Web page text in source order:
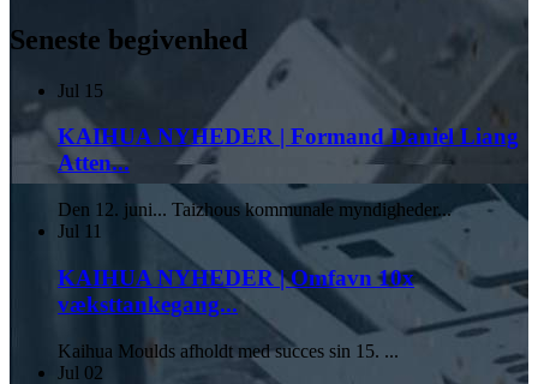
Seneste begivenhed
Jul 15
KAIHUA NYHEDER | Formand Daniel Liang
Atten...
Den 12. juni... Taizhous kommunale myndigheder...
Jul 11
KAIHUA NYHEDER | Omfavn 10x
væksttankegang...
Kaihua Moulds afholdt med succes sin 15. ...
Jul 02